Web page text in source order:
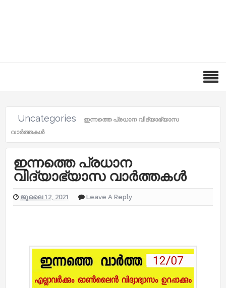
Uncategories
ഇന്നത്തെ പ്രധാന വിദ്യാഭ്യാസ
വാർത്തകൾ
ഇന്നത്തെ പ്രധാന
വിദ്യാഭ്യാസ വാർത്തകൾ
ജൂലൈ 12, 2021 Leave A Reply